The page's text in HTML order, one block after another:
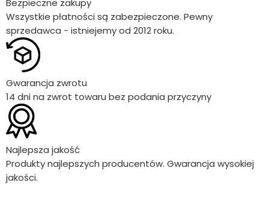
Bezpieczne zakupy
Wszystkie płatności są zabezpieczone. Pewny
sprzedawca - istniejemy od 2012 roku.
Gwarancja zwrotu
14 dni na zwrot towaru bez podania przyczyny
Najlepsza jakość
Produkty najlepszych producentów. Gwarancja wysokiej
jakości.